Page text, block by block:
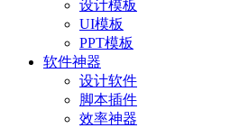
设计模板
UI模板
PPT模板
软件神器
设计软件
脚本插件
效率神器